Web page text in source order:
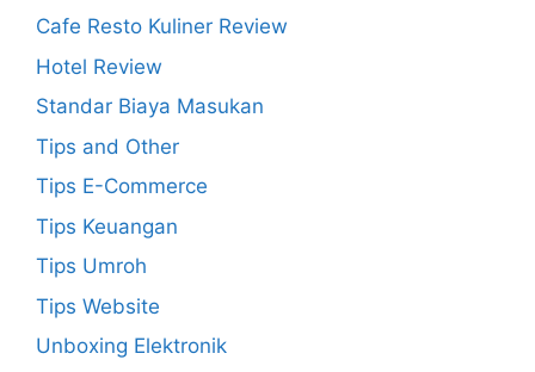
Cafe Resto Kuliner Review
Hotel Review
Standar Biaya Masukan
Tips and Other
Tips E-Commerce
Tips Keuangan
Tips Umroh
Tips Website
Unboxing Elektronik